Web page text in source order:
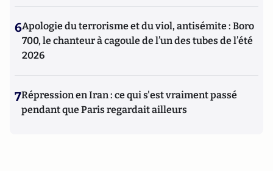
6Apologie du terrorisme et du viol, antisémite : Boro
700, le chanteur à cagoule de l’un des tubes de l’été
2026
7Répression en Iran : ce qui s'est vraiment passé
pendant que Paris regardait ailleurs